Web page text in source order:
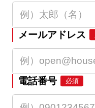
メールアドレス
電話番号 必須